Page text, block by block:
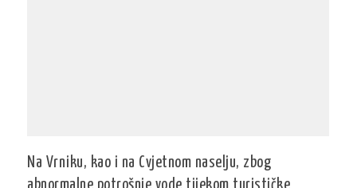
Na Vrniku, kao i na Cvjetnom naselju, zbog